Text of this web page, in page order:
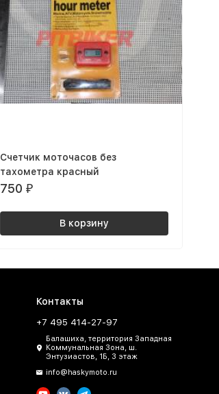
Счетчик моточасов без
тахометра красный
750 ₽
В корзину
Контакты
+7 495 414-27-97
Балашиха, территория Западная
Коммунальная Зона, ш.
Энтузиастов, 1Б, 3 этаж
info@haskymoto.ru